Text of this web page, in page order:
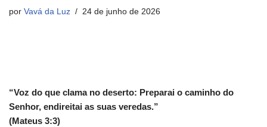
por Vavá da Luz 24 de junho de 2026
“Voz do que clama no deserto: Preparai o caminho do
Senhor, endireitai as suas veredas.”
(Mateus 3:3)